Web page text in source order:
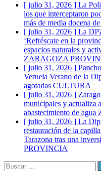
[ julio 31, 2026 ] La
los que interceptaron
más de media docena
[ julio 31, 2026 ] La
‘Refréscate en la
espacios naturales y
ZARAGOZA
[ julio 31, 2026 ]
Veruela Verano de la
agotadas CULTURA
[ julio 31, 2026 ]
municipales y actualiza
abastecimiento de agua
[ julio 31, 2026 ] La
restauración de la
Tarazona tras una
PROVINCIA
Buscar: